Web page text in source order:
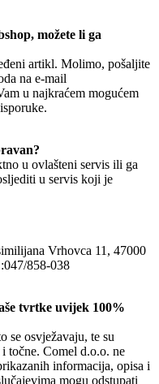
možete li ga
artikl. Molimo, pošaljite
na e-mail
u najkraćem mogućem
u ovlašteni servis ili ga
u servis koji je
Vrhovca 11, 47000
858-038
tvrtke uvijek 100%
se osvježavaju, te su
točne. Comel d.o.o. ne
informacija, opisa i
mogu odstupati